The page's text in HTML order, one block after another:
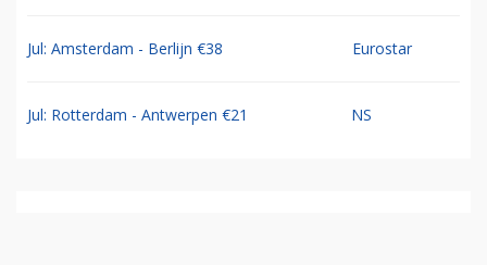
Jul: Amsterdam - Berlijn €38 Eurostar
Jul: Rotterdam - Antwerpen €21 NS